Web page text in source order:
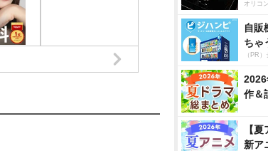
オリコ
自販
ちゃ
（PR
2026
作＆
【
新ア